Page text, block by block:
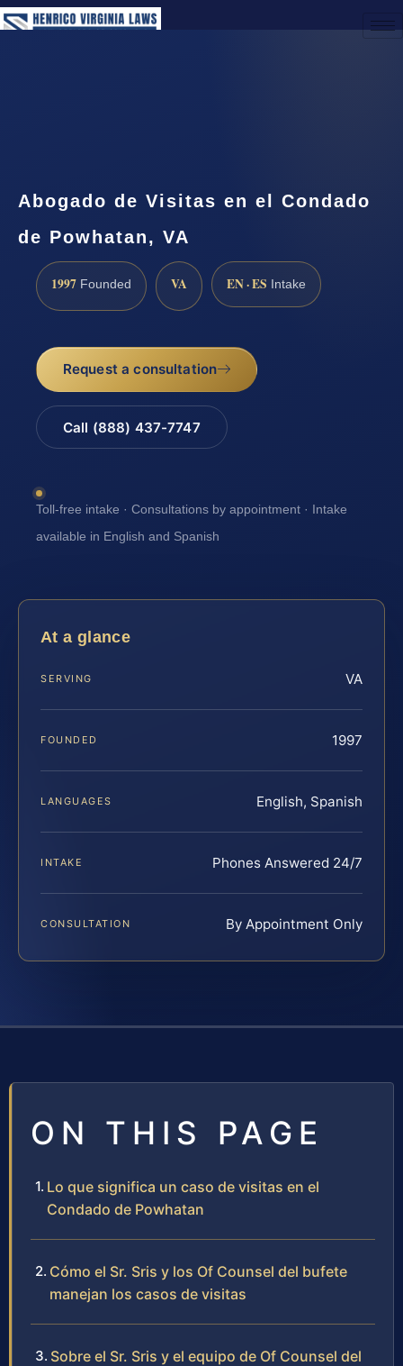
Abogado de Visitas en el Condado
de Powhatan, VA
1997 Founded VA EN · ES Intake
Request a consultation
Call (888) 437-7747
Toll-free intake · Consultations by appointment · Intake
available in English and Spanish
At a glance
SERVING VA
FOUNDED 1997
LANGUAGES English, Spanish
INTAKE Phones Answered 24/7
CONSULTATION By Appointment Only
ON THIS PAGE
Lo que significa un caso de visitas en el
Condado de Powhatan
Cómo el Sr. Sris y los Of Counsel del bufete
manejan los casos de visitas
Sobre el Sr. Sris y el equipo de Of Counsel del